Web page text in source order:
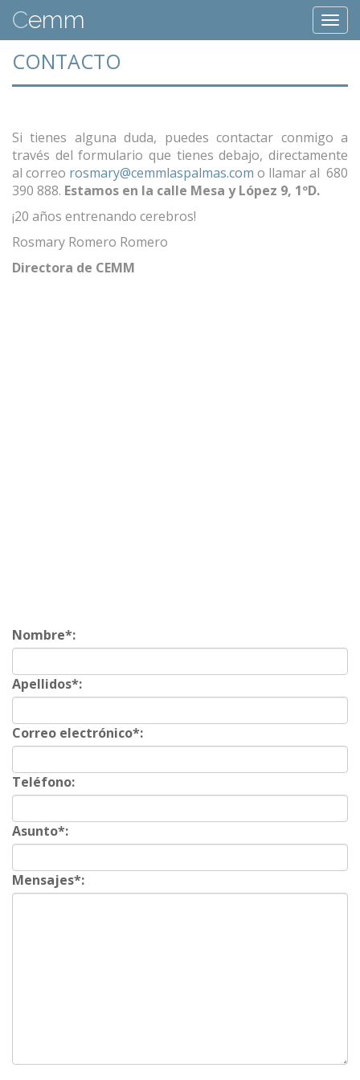
Cemm
CONTACTO
Si tienes alguna duda, puedes contactar conmigo a
través del formulario que tienes debajo, directamente
al correo rosmary@cemmlaspalmas.com o llamar al 680
390 888. Estamos en la calle Mesa y López 9, 1ºD.
¡20 años entrenando cerebros!
Rosmary Romero Romero
Directora de CEMM
Nombre*:
Apellidos*:
Correo electrónico*:
Teléfono:
Asunto*:
Mensajes*: